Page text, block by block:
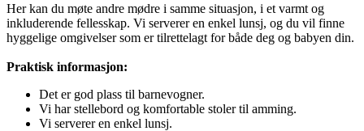
Her kan du møte andre mødre i samme situasjon, i et varmt og
inkluderende fellesskap. Vi serverer en enkel lunsj, og du vil finne
hyggelige omgivelser som er tilrettelagt for både deg og babyen din.
Praktisk informasjon:
Det er god plass til barnevogner.
Vi har stellebord og komfortable stoler til amming.
Vi serverer en enkel lunsj.